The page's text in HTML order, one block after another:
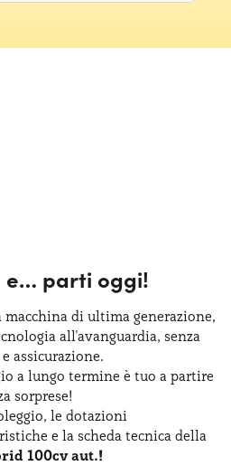
e… parti oggi!
macchina di ultima generazione,
all'avanguardia, senza
e assicurazione.
a lungo termine è tuo a partire
sorprese!
, le dotazioni
e la scheda tecnica della
100cv aut.!